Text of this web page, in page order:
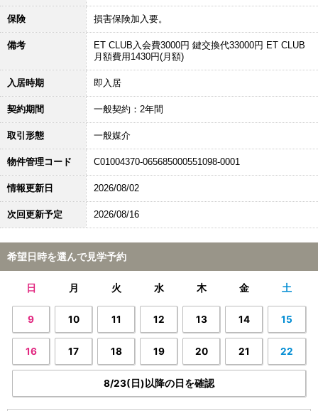
保険 損害保険加入要。
備考
ET CLUB入会費3000円 鍵交換代33000円 ET CLUB
月額費用1430円(月額)
入居時期 即入居
契約期間 一般契約：2年間
取引形態 一般媒介
物件管理コード C01004370-065685000551098-0001
情報更新日 2026/08/02
次回更新予定 2026/08/16
希望日時を選んで見学予約
日 月 火 水 木 金 土
9 10 11 12 13 14 15
16 17 18 19 20 21 22
8/23(日)以降の日を確認